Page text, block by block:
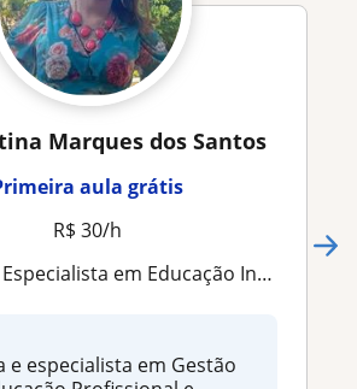
Marques dos Santos
aula grátis
R$ 30/h
Educação Inclusiva, Tecnológica e Reorganização Pedagógica
e especialista em Gestão